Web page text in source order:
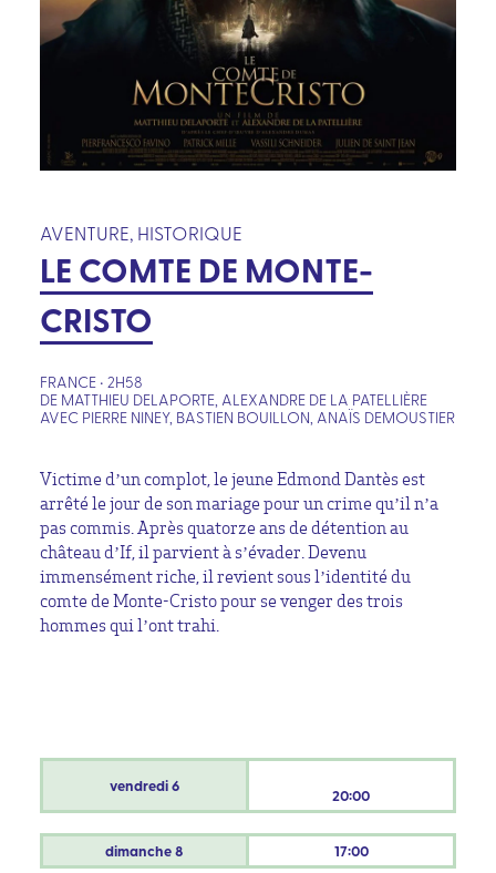
AVENTURE, HISTORIQUE
LE COMTE DE MONTE-
CRISTO
FRANCE • 2H58
DE MATTHIEU DELAPORTE, ALEXANDRE DE LA PATELLIÈRE
AVEC PIERRE NINEY, BASTIEN BOUILLON, ANAÏS DEMOUSTIER
Victime d’un complot, le jeune Edmond Dantès est
arrêté le jour de son mariage pour un crime qu’il n’a
pas commis. Après quatorze ans de détention au
château d’If, il parvient à s’évader. Devenu
immensément riche, il revient sous l’identité du
comte de Monte-Cristo pour se venger des trois
hommes qui l’ont trahi.
vendredi6 20:00
dimanche8 17:00